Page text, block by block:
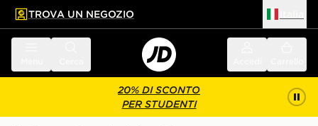
principale
a fondo pagina
TROVA UN NEGOZIO
20% DI SCONTO
PER STUDENTI